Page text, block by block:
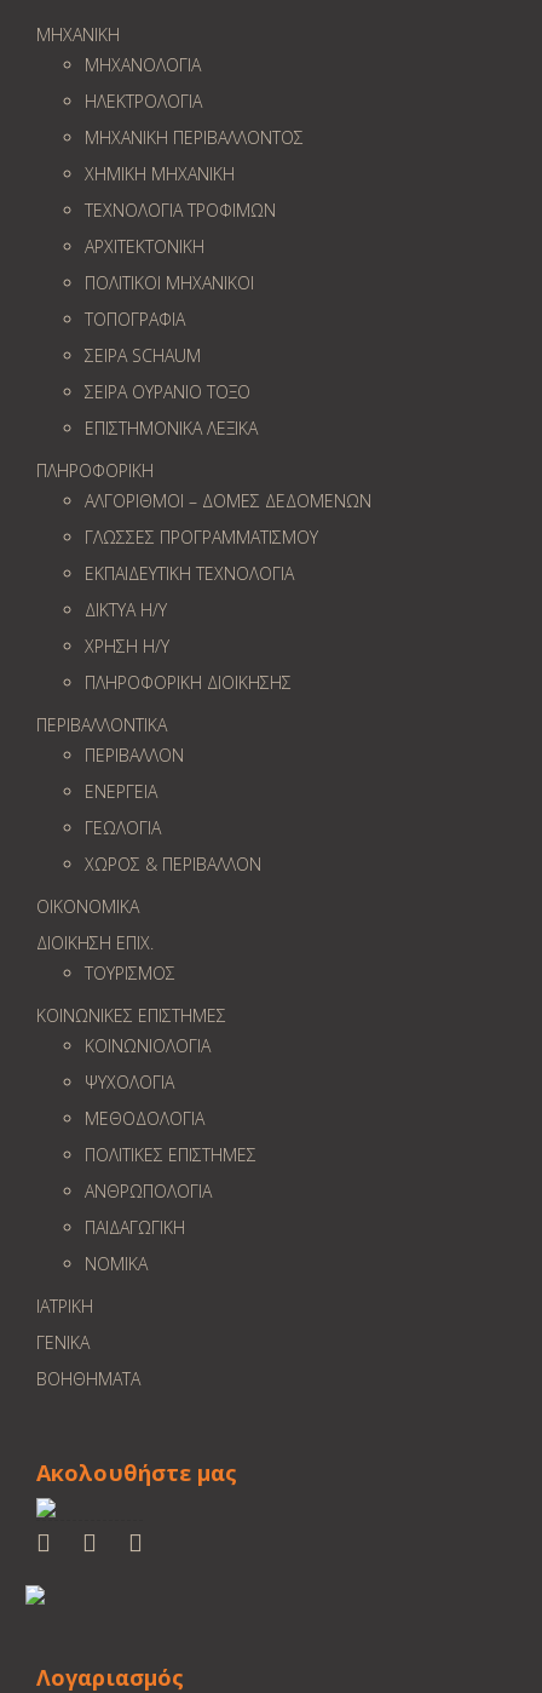
ΜΗΧΑΝΙΚΗ
ΜΗΧΑΝΟΛΟΓΙΑ
ΗΛΕΚΤΡΟΛΟΓΙΑ
ΜΗΧΑΝΙΚΗ ΠΕΡΙΒΑΛΛΟΝΤΟΣ
ΧΗΜΙΚΗ ΜΗΧΑΝΙΚΗ
ΤΕΧΝΟΛΟΓΙΑ ΤΡΟΦΙΜΩΝ
ΑΡΧΙΤΕΚΤΟΝΙΚΗ
ΠΟΛΙΤΙΚΟΙ ΜΗΧΑΝΙΚΟΙ
ΤΟΠΟΓΡΑΦΙΑ
ΣΕΙΡΑ SCHAUM
ΣΕΙΡΑ ΟΥΡΑΝΙΟ ΤΟΞΟ
ΕΠΙΣΤΗΜΟΝΙΚΑ ΛΕΞΙΚΑ
ΠΛΗΡΟΦΟΡΙΚΗ
ΑΛΓΟΡΙΘΜΟΙ – ΔΟΜΕΣ ΔΕΔΟΜΕΝΩΝ
ΓΛΩΣΣΕΣ ΠΡΟΓΡΑΜΜΑΤΙΣΜΟΥ
ΕΚΠΑΙΔΕΥΤΙΚΗ ΤΕΧΝΟΛΟΓΙΑ
ΔΙΚΤΥΑ Η/Υ
ΧΡΗΣΗ Η/Υ
ΠΛΗΡΟΦΟΡΙΚΗ ΔΙΟΙΚΗΣΗΣ
ΠΕΡΙΒΑΛΛΟΝΤΙΚΑ
ΠΕΡΙΒΑΛΛΟΝ
ΕΝΕΡΓΕΙΑ
ΓΕΩΛOΓΙΑ
ΧΩΡΟΣ & ΠΕΡΙΒΑΛΛΟΝ
ΟΙΚΟΝΟΜΙΚΑ
ΔΙΟΙΚΗΣΗ ΕΠΙΧ.
ΤΟΥΡΙΣΜΟΣ
ΚΟΙΝΩΝΙΚΕΣ ΕΠΙΣΤΗΜΕΣ
ΚΟΙΝΩΝΙΟΛΟΓΙΑ
ΨΥΧΟΛΟΓΙΑ
ΜΕΘΟΔΟΛΟΓΙΑ
ΠΟΛΙΤΙΚΕΣ ΕΠΙΣΤΗΜΕΣ
ΑΝΘΡΩΠΟΛΟΓΙΑ
ΠΑΙΔΑΓΩΓΙΚΗ
ΝΟΜΙΚΑ
ΙΑΤΡΙΚΗ
ΓΕΝΙΚΑ
ΒΟΗΘΗΜΑΤΑ
Ακολουθήστε μας
Λογαριασμός